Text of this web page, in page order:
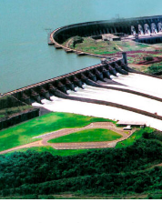
Mitic y Uber
vacunación
NO SE PIERDA
Gobierno decreta
gradual en